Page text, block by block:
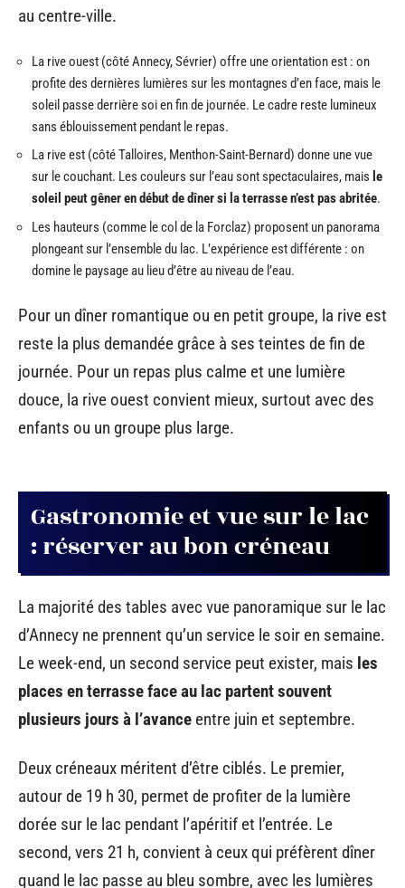
au centre-ville.
La rive ouest (côté Annecy, Sévrier) offre une orientation est : on
profite des dernières lumières sur les montagnes d’en face, mais le
soleil passe derrière soi en fin de journée. Le cadre reste lumineux
sans éblouissement pendant le repas.
La rive est (côté Talloires, Menthon-Saint-Bernard) donne une vue
sur le couchant. Les couleurs sur l’eau sont spectaculaires, mais le
soleil peut gêner en début de dîner si la terrasse n’est pas abritée.
Les hauteurs (comme le col de la Forclaz) proposent un panorama
plongeant sur l’ensemble du lac. L’expérience est différente : on
domine le paysage au lieu d’être au niveau de l’eau.
Pour un dîner romantique ou en petit groupe, la rive est
reste la plus demandée grâce à ses teintes de fin de
journée. Pour un repas plus calme et une lumière
douce, la rive ouest convient mieux, surtout avec des
enfants ou un groupe plus large.
Gastronomie et vue sur le lac
: réserver au bon créneau
La majorité des tables avec vue panoramique sur le lac
d’Annecy ne prennent qu’un service le soir en semaine.
Le week-end, un second service peut exister, mais les
places en terrasse face au lac partent souvent
plusieurs jours à l’avance entre juin et septembre.
Deux créneaux méritent d’être ciblés. Le premier,
autour de 19 h 30, permet de profiter de la lumière
dorée sur le lac pendant l’apéritif et l’entrée. Le
second, vers 21 h, convient à ceux qui préfèrent dîner
quand le lac passe au bleu sombre, avec les lumières